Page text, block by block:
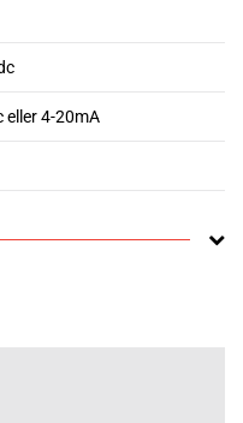
eller 4-20mA